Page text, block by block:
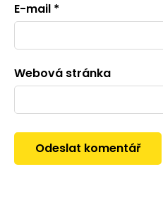
E-mail *
Webová stránka